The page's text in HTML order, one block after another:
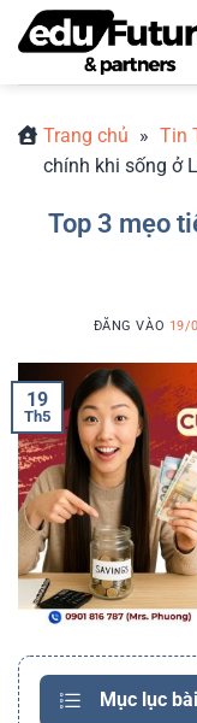
qua
Trang chủ » Tin
chính khi sống ở
Top 3 mẹo
ĐĂNG VÀO 19/
19
Th5
Mục lục